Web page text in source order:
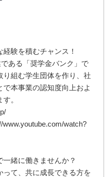
験を積むチャンス！
ある「奨学金バンク」で
り組む学生団体を作り、社
本事業の認知度向上およ
。
watch?
緒に働きませんか？
て、共に成長できる方を